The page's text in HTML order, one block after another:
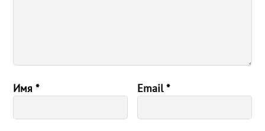
Имя* Email*